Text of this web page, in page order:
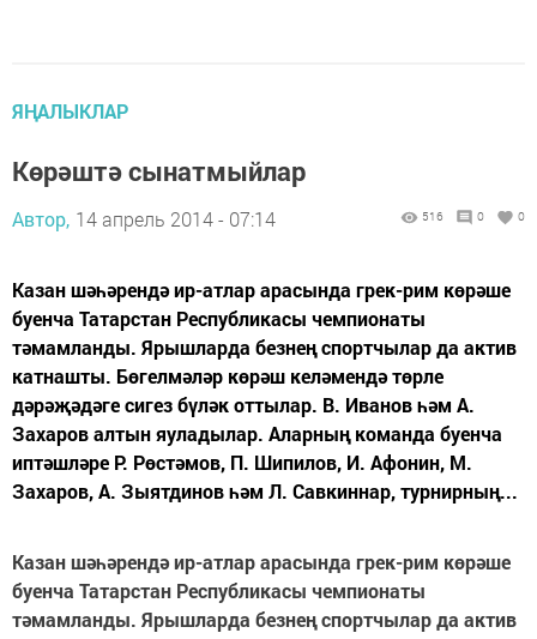
ЯҢАЛЫКЛАР
Көрәштә сынатмыйлар
Автор, 14 апрель 2014 - 07:14 516 0 0
Казан шәһәрендә ир-атлар арасында грек-рим көрәше
буенча Татарстан Республикасы чемпионаты
тәмамланды. Ярышларда безнең спортчылар да актив
катнашты. Бөгелмәләр көрәш келәмендә төрле
дәрәҗәдәге сигез бүләк оттылар. В. Иванов һәм А.
Захаров алтын яуладылар. Аларның команда буенча
иптәшләре Р. Рөстәмов, П. Шипилов, И. Афонин, М.
Захаров, А. Зыятдинов һәм Л. Савкиннар, турнирның...
Казан шәһәрендә ир-атлар арасында грек-рим көрәше
буенча Татарстан Республикасы чемпионаты
тәмамланды. Ярышларда безнең спортчылар да актив